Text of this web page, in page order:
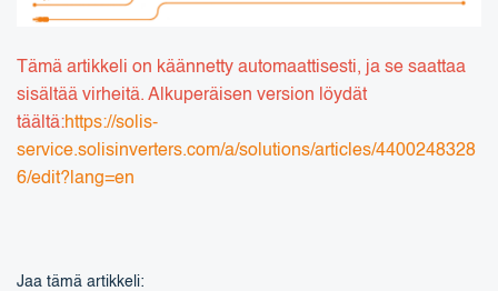
Tämä artikkeli on käännetty automaattisesti, ja se saattaa
sisältää virheitä. Alkuperäisen version löydät
täältä:https://solis-
service.solisinverters.com/a/solutions/articles/4400248328
6/edit?lang=en
Jaa tämä artikkeli: